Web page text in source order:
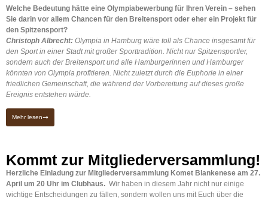
Welche Bedeutung hätte eine Olympiabewerbung für Ihren Verein – sehen
Sie darin vor allem Chancen für den Breitensport oder eher ein Projekt für
den Spitzensport?
Christoph Albrecht: Olympia in Hamburg wäre toll als Chance insgesamt für
den Sport in einer Stadt mit großer Sporttradition. Nicht nur Spitzensportler,
sondern auch der Breitensport und alle Hamburgerinnen und Hamburger
könnten von Olympia profitieren. Nicht zuletzt durch die Euphorie in einer
friedlichen Gemeinschaft, die während der Vorbereitung auf dieses große
Ereignis entstehen würde.
Mehr lesen
Kommt zur Mitgliederversammlung!
Herzliche Einladung zur Mitgliederversammlung Komet Blankenese am 27.
April um 20 Uhr im Clubhaus. Wir haben in diesem Jahr nicht nur einige
wichtige Entscheidungen zu fällen, sondern wollen uns mit Euch über die